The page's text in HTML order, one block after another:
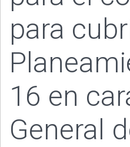
para
16 en
General